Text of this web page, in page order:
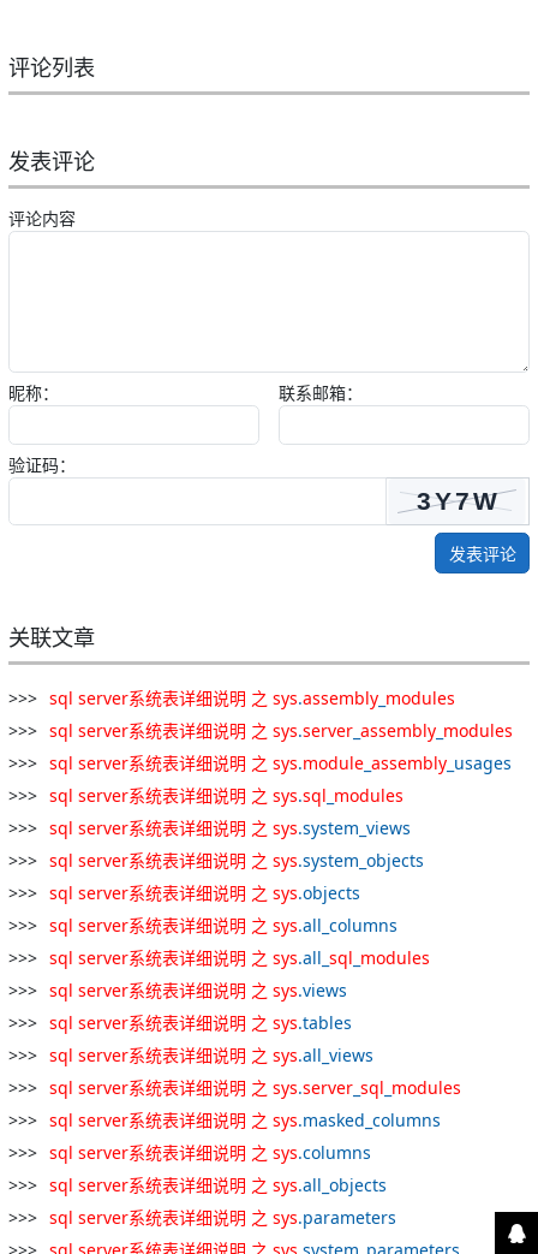
评论列表
发表评论
评论内容
昵称： 联系邮箱：
验证码：
发表评论
关联文章
sql server系统表详细说明 之 sys.assembly modules
sql server系统表详细说明 之 sys.server assembly modules
sql server系统表详细说明 之 sys.module assembly _usages
sql server系统表详细说明 之 sys.sql modules
sql server系统表详细说明 之 sys.system_views
sql server系统表详细说明 之 sys.system_objects
sql server系统表详细说明 之 sys.objects
sql server系统表详细说明 之 sys.all_columns
sql server系统表详细说明 之 sys.all_ sql modules
sql server系统表详细说明 之 sys.views
sql server系统表详细说明 之 sys.tables
sql server系统表详细说明 之 sys.all_views
sql server系统表详细说明 之 sys.server sql modules
sql server系统表详细说明 之 sys.masked_columns
sql server系统表详细说明 之 sys.columns
sql server系统表详细说明 之 sys.all_objects
sql server系统表详细说明 之 sys.parameters